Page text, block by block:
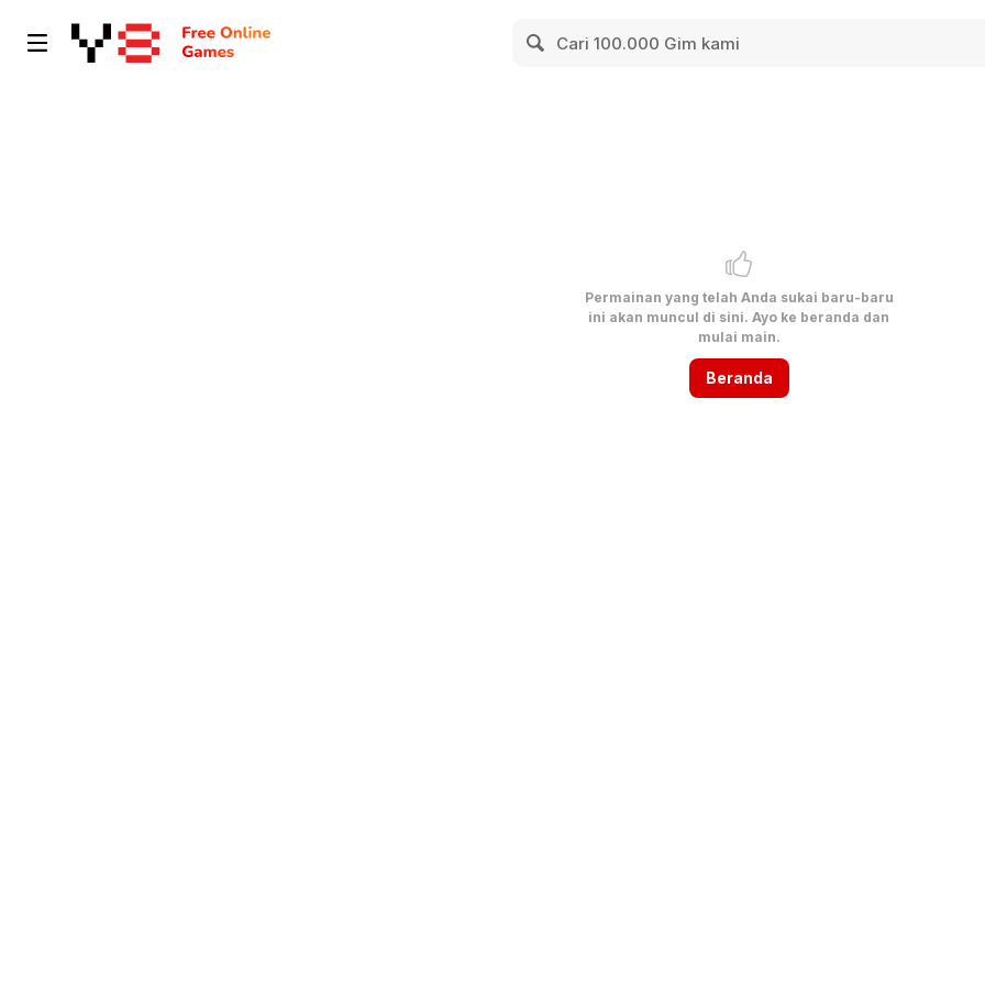
Permainan yang telah Anda sukai baru-baru
ini akan muncul di sini. Ayo ke beranda dan
mulai main.
Beranda